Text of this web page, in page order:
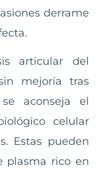
derrame
articular del
mejoría tras
aconseja el
celular
Estas pueden
plasma rico en